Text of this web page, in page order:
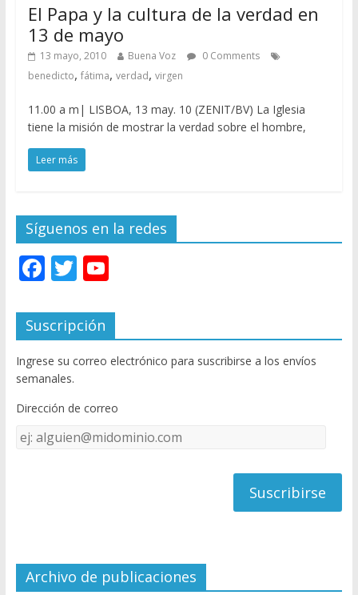
El Papa y la cultura de la verdad en
13 de mayo
13 mayo, 2010 Buena Voz
0 Comments
benedicto, fátima, verdad, virgen
11.00 a m| LISBOA, 13 may. 10 (ZENIT/BV) La Iglesia
tiene la misión de mostrar la verdad sobre el hombre,
Leer más
Síguenos en la redes
F
e
b
o
o
k
T
itt
er
Y
u
T
u
e
C
el
Suscripción
Ingrese su correo electrónico para suscribirse a los envíos
semanales.
Dirección de correo
Dirección
de
Archivo de publicaciones